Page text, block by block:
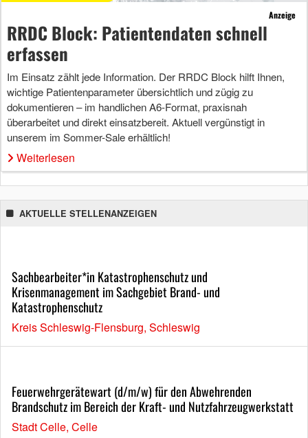
Anzeige
RRDC Block: Patientendaten schnell
erfassen
Im Einsatz zählt jede Information. Der RRDC Block hilft Ihnen,
wichtige Patientenparameter übersichtlich und zügig zu
dokumentieren – im handlichen A6-Format, praxisnah
überarbeitet und direkt einsatzbereit. Aktuell vergünstigt in
unserem im Sommer-Sale erhältlich!
Weiterlesen
AKTUELLE STELLENANZEIGEN
Sachbearbeiter*in Katastrophenschutz und
Krisenmanagement im Sachgebiet Brand- und
Katastrophenschutz
Kreis Schleswig-Flensburg, Schleswig
Feuerwehrgerätewart (d/m/w) für den Abwehrenden
Brandschutz im Bereich der Kraft- und Nutzfahrzeugwerkstatt
Stadt Celle, Celle